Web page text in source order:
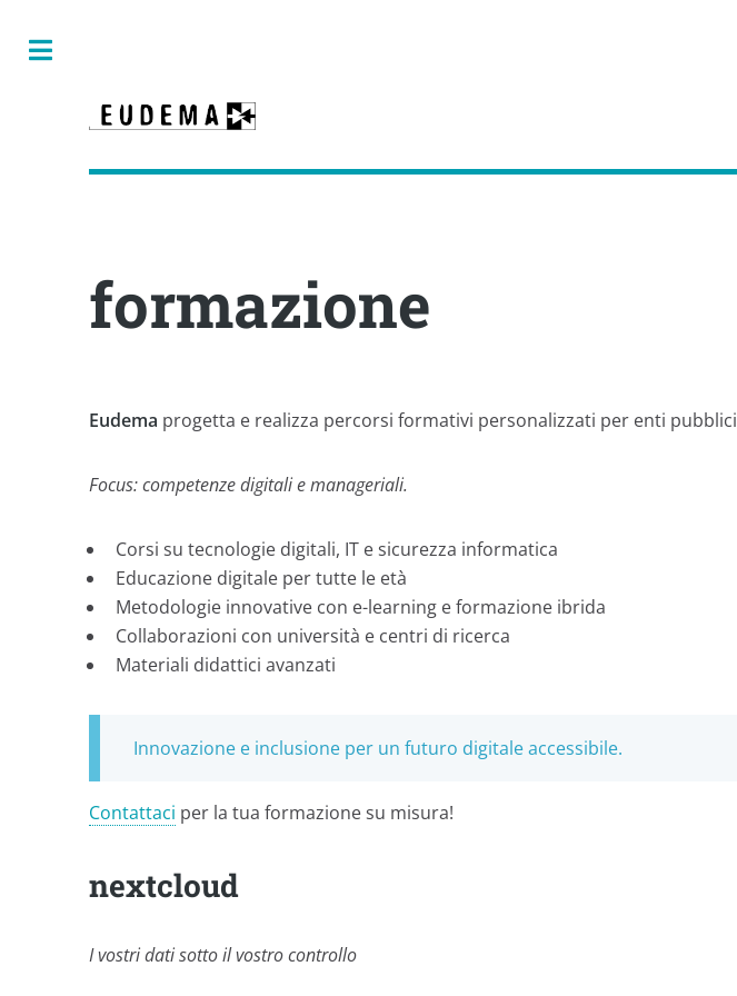
formazione
Eudema progetta e realizza percorsi formativi personalizzati per enti
Focus: competenze digitali e manageriali.
Corsi su tecnologie digitali, IT e sicurezza informatica
Educazione digitale per tutte le età
Metodologie innovative con e-learning e formazione ibrida
Collaborazioni con università e centri di ricerca
Materiali didattici avanzati
Innovazione e inclusione per un futuro digitale accessibile.
Contattaci per la tua formazione su misura!
nextcloud
I vostri dati sotto il vostro controllo